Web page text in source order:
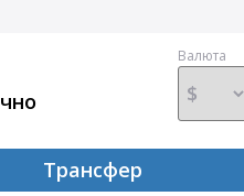
Валюта
Трансфер